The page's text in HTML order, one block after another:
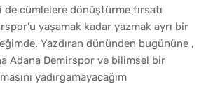
cümlelere dönüştürme fırsatı
yaşamak kadar yazmak ayrı bir
Yazdıran dününden bugününe ,
Adana Demirspor ve bilimsel bir
yadırgamayacağım